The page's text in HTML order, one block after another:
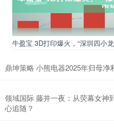
牛盈宝 3D打印爆火，“深圳四小
鼎坤策略 小熊电器2025年归母净
领域国际 藤井一夜：从荧幕女神
心追随？